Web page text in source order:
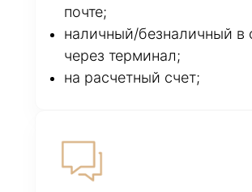
почте;
наличный/безналичный в
через терминал;
на расчетный счет;